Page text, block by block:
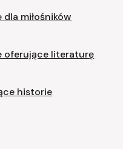
miłośników
oferujące literaturę
historie